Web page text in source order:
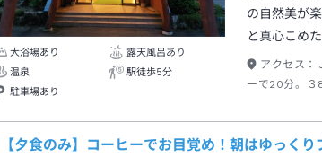
大浴場あり
露天風呂あり
温泉
駅徒歩5分
駐車場あり
の自然美が
と真心こめ
アクセス：
ーで20分。３
【夕食のみ】コーヒーでお目覚め！朝はゆっくり